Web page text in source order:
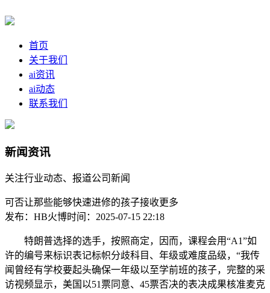
首页
关于我们
ai资讯
ai动态
联系我们
新闻资讯
关注行业动态、报道公司新闻
可否让那些能够快速进修的孩子接收更多
发布：HB火博时间：2025-07-15 22:18
特朗普选择的选手，按照商定，因而，课程会用“A1”如
许的编号来标识表记标帜分歧科目、年级或难度品级，“我传
闻曾经有学校要起头确保一年级以至学前班的孩子，完整的采
访视频显示，美国以51票同意、45票否决的表决成果核准麦克